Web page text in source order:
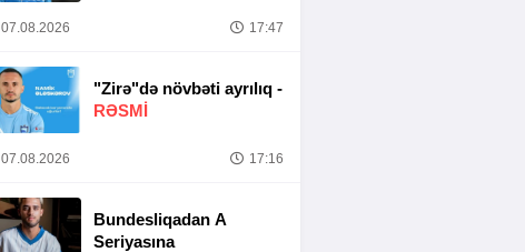
07.08.2026 17:47
"Zirə"də növbəti ayrılıq -
RƏSMİ
07.08.2026 17:16
Bundesliqadan A
Seriyasına